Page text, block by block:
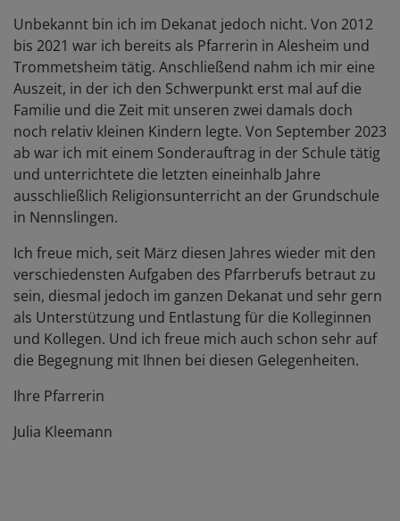
Unbekannt bin ich im Dekanat jedoch nicht. Von 2012
bis 2021 war ich bereits als Pfarrerin in Alesheim und
Trommetsheim tätig. Anschließend nahm ich mir eine
Auszeit, in der ich den Schwerpunkt erst mal auf die
Familie und die Zeit mit unseren zwei damals doch
noch relativ kleinen Kindern legte. Von September 2023
ab war ich mit einem Sonderauftrag in der Schule tätig
und unterrichtete die letzten eineinhalb Jahre
ausschließlich Religionsunterricht an der Grundschule
in Nennslingen.
Ich freue mich, seit März diesen Jahres wieder mit den
verschiedensten Aufgaben des Pfarrberufs betraut zu
sein, diesmal jedoch im ganzen Dekanat und sehr gern
als Unterstützung und Entlastung für die Kolleginnen
und Kollegen. Und ich freue mich auch schon sehr auf
die Begegnung mit Ihnen bei diesen Gelegenheiten.
Ihre Pfarrerin
Julia Kleemann